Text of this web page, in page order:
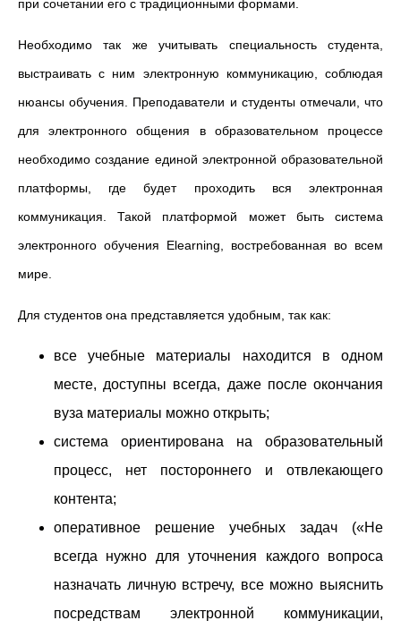
при сочетании его с традиционными формами.
Необходимо так же учитывать специальность студента,
выстраивать с ним электронную коммуникацию, соблюдая
нюансы обучения. Преподаватели и студенты отмечали, что
для электронного общения в образовательном процессе
необходимо создание единой электронной образовательной
платформы, где будет проходить вся электронная
коммуникация. Такой платформой может быть система
электронного обучения Elearning, востребованная во всем
мире.
Для студентов она представляется удобным, так как:
все учебные материалы находится в одном
месте, доступны всегда, даже после окончания
вуза материалы можно открыть;
система ориентирована на образовательный
процесс, нет постороннего и отвлекающего
контента;
оперативное решение учебных задач («Не
всегда нужно для уточнения каждого вопроса
назначать личную встречу, все можно выяснить
посредствам электронной коммуникации,